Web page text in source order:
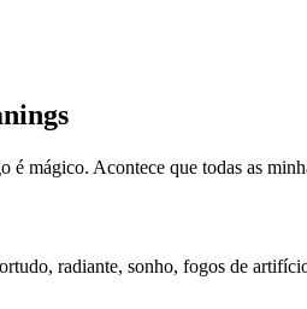
é mágico. Acontece que todas as
radiante, sonho, fogos de